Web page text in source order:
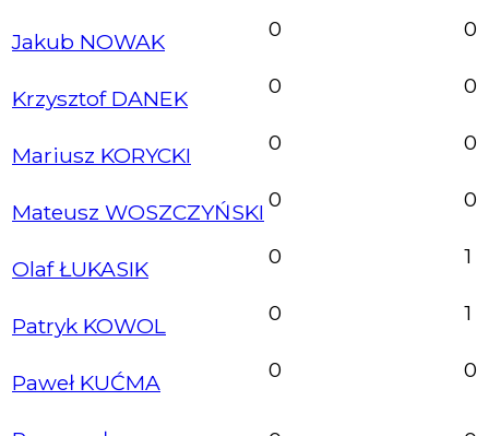
Jakub NOWAK 0 0
Krzysztof DANEK 0 0
Mariusz KORYCKI 0 0
Mateusz WOSZCZYŃSKI 0 0
Olaf ŁUKASIK 0 1
Patryk KOWOL 0 1
Paweł KUĆMA 0 0